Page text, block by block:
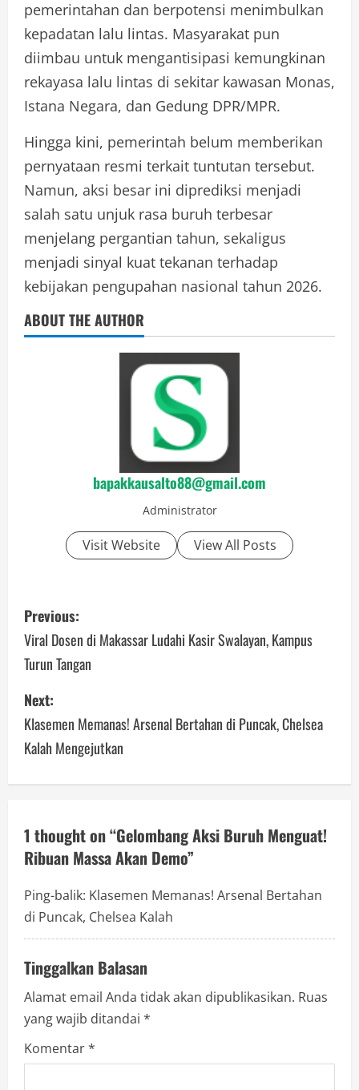
pemerintahan dan berpotensi menimbulkan
kepadatan lalu lintas. Masyarakat pun
diimbau untuk mengantisipasi kemungkinan
rekayasa lalu lintas di sekitar kawasan Monas,
Istana Negara, dan Gedung DPR/MPR.
Hingga kini, pemerintah belum memberikan
pernyataan resmi terkait tuntutan tersebut.
Namun, aksi besar ini diprediksi menjadi
salah satu unjuk rasa buruh terbesar
menjelang pergantian tahun, sekaligus
menjadi sinyal kuat tekanan terhadap
kebijakan pengupahan nasional tahun 2026.
ABOUT THE AUTHOR
bapakkausalto88@gmail.com
Administrator
Visit Website View All Posts
P
o
s
t
n
a
i
g
a
t
i
o
n
Previous:
Viral Dosen di Makassar Ludahi Kasir Swalayan, Kampus
Turun Tangan
Next:
Klasemen Memanas! Arsenal Bertahan di Puncak, Chelsea
Kalah Mengejutkan
1 thought on “Gelombang Aksi Buruh Menguat!
Ribuan Massa Akan Demo”
Ping-balik: Klasemen Memanas! Arsenal Bertahan
di Puncak, Chelsea Kalah
Tinggalkan Balasan
Alamat email Anda tidak akan dipublikasikan. Ruas
yang wajib ditandai *
Komentar*